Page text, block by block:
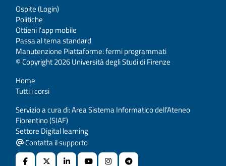
Ospite (Login)
Politiche
Ottieni l'app mobile
Passa al tema standard
Manutenzione Piattaforme: fermi programmati
© Copyright 2026 Università degli Studi di Firenze
Home
Tutti i corsi
Servizio a cura di: Area Sistema Informatico dell’Ateneo
Fiorentino (SIAF)
Settore Digital learning
Contatta il supporto